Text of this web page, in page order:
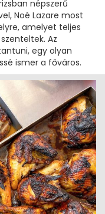
népszerű
Noé Lazare most
amelyet teljes
Az
egy olyan
ismer a főváros.